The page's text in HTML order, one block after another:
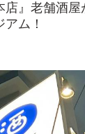
店』老舗酒
ム！